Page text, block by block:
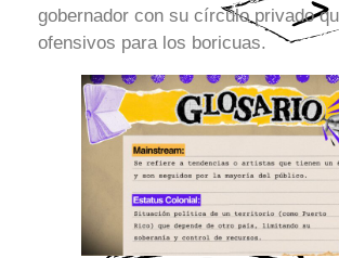
gobernador con su círculo privado
ofensivos para los boricuas.